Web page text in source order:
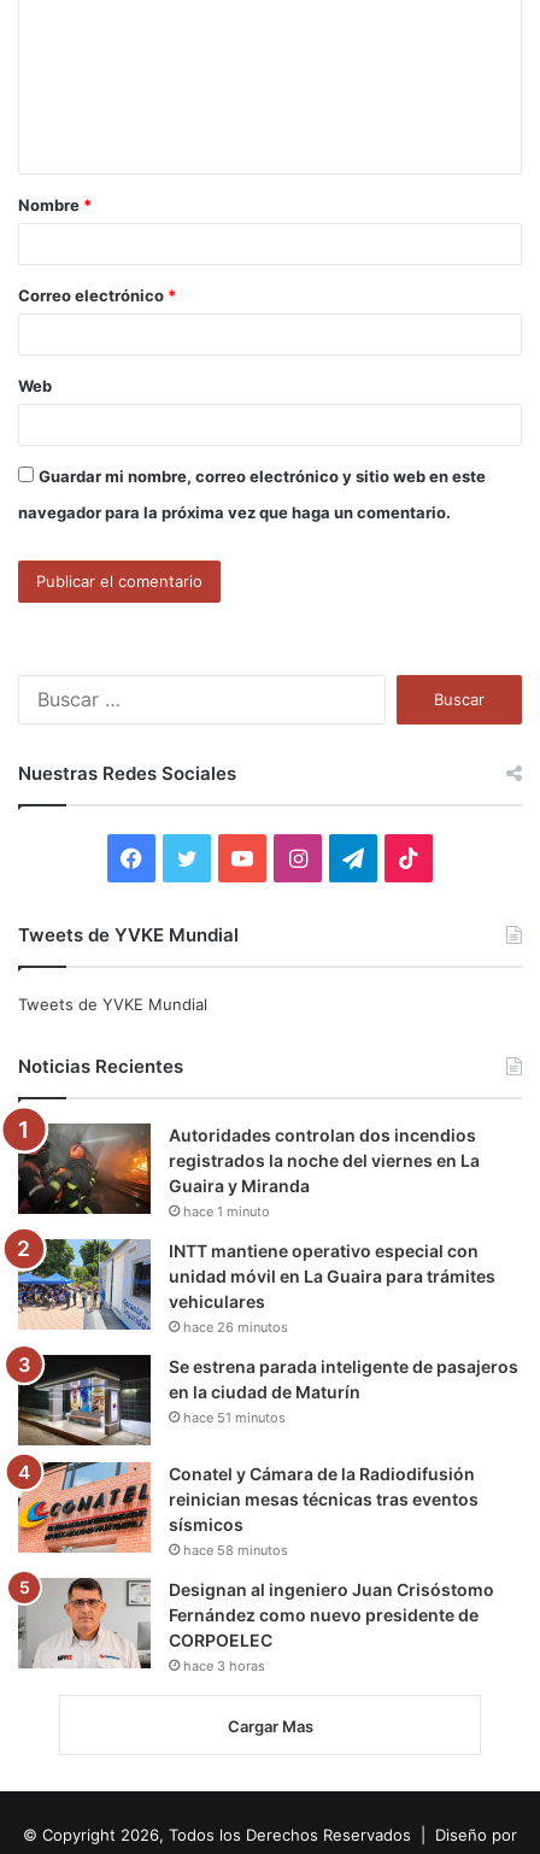
a
r
*
Nombre *
Correo electrónico *
Web
Guardar mi nombre, correo electrónico y sitio web en este
navegador para la próxima vez que haga un comentario.
:
Nuestras Redes Sociales
e
o
o
k
t
e
r
b
e
I
g
r
a
m
r
a
k
Tweets de YVKE Mundial
Tweets de YVKE Mundial
Noticias Recientes
Autoridades controlan dos incendios
registrados la noche del viernes en La
Guaira y Miranda
hace 1 minuto
INTT mantiene operativo especial con
unidad móvil en La Guaira para trámites
vehiculares
hace 26 minutos
Se estrena parada inteligente de pasajeros
en la ciudad de Maturín
hace 51 minutos
Conatel y Cámara de la Radiodifusión
reinician mesas técnicas tras eventos
sísmicos
hace 58 minutos
Designan al ingeniero Juan Crisóstomo
Fernández como nuevo presidente de
CORPOELEC
hace 3 horas
Cargar Mas
© Copyright 2026, Todos los Derechos Reservados | Diseño por